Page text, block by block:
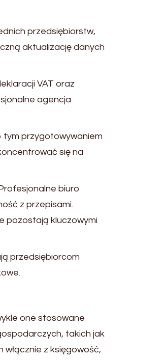
przedsiębiorstw,
aktualizację danych
VAT oraz
agencja
tym przygotowywaniem
się na
biuro
z przepisami.
pozostają kluczowymi
przedsiębiorcom
one stosowane
takich jak
z księgowość,